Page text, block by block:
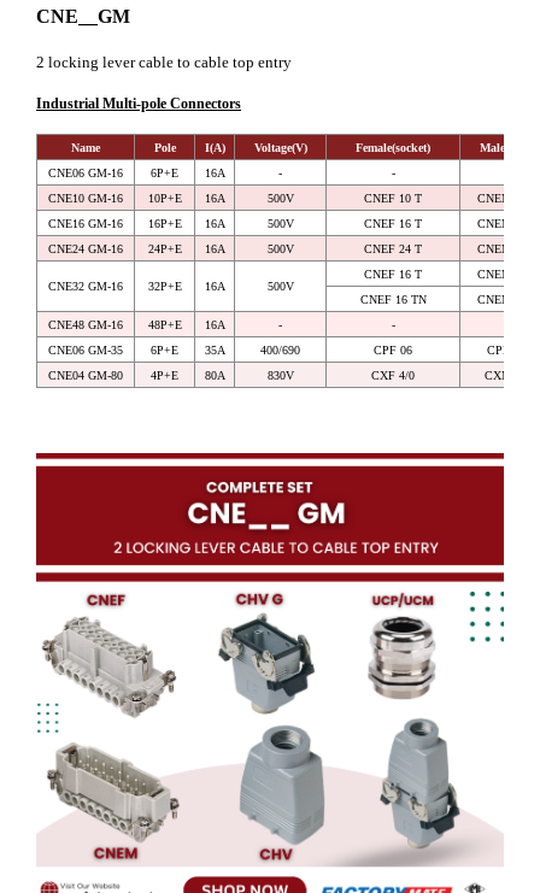
CNE__GM
2 locking lever cable to cable top entry
Industrial Multi-pole Connectors
Name Pole I(A) Voltage(V) Female(socket)
Male(plug)
CNE06 GM-16
6P+E 16A - -
CNE10 GM-16
10P+E 16A 500V CNEF 10 T
CNEM 10 T
CNE16 GM-16
16P+E 16A 500V CNEF 16 T
CNEM 16 T
CNE24 GM-16
24P+E 16A 500V CNEF 24 T CNEM 24 T
CNE32 GM-16 32P+E 16A 500V
CNEF 16 T
CNEM 16 T
CNEF 16 TN
CNEM 16 T
CNE48 GM-16
48P+E 16A - -
CNE06 GM-35
6P+E 35A 400/690 CPF 06
CPM 06
CNE04 GM-80
4P+E 80A 830V CXF 4/0 CXM 4/0